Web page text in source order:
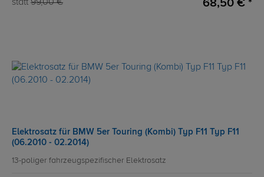
statt 99,00 € 68,50 € *
Elektrosatz für BMW 5er Touring (Kombi) Typ F11 Typ F11
(06.2010 - 02.2014)
13-poliger fahrzeugspezifischer Elektrosatz